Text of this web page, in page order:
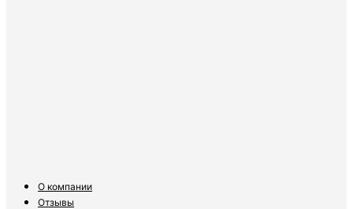
О компании
Отзывы